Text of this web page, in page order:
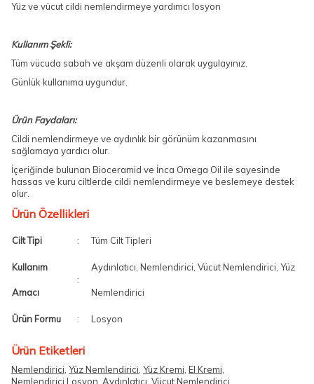
Yüz ve vücut cildi nemlendirmeye yardımcı losyon
Kullanım Şekli:
Tüm vücuda sabah ve akşam düzenli olarak uygulayınız.
Günlük kullanıma uygundur.
Ürün Faydaları:
Cildi nemlendirmeye ve aydınlık bir görünüm kazanmasını
sağlamaya yardıcı olur.
İçeriğinde bulunan Bioceramid ve İnca Omega Oil ile sayesinde
hassas ve kuru ciltlerde cildi nemlendirmeye ve beslemeye destek
olur.
Ürün Özellikleri
Cilt Tipi : Tüm Cilt Tipleri
Kullanım
Amacı
:
Aydınlatıcı, Nemlendirici, Vücut Nemlendirici, Yüz
Nemlendirici
Ürün Formu : Losyon
Ürün Etiketleri
Nemlendirici, Yüz Nemlendirici, Yüz Kremi, El Kremi,
Nemlendirici Losyon Aydınlatıcı Vücut Nemlendirici